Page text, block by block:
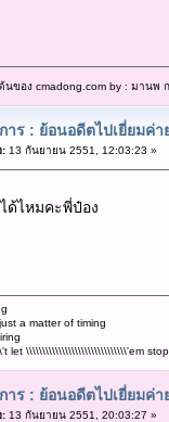
นของ cmadong.com by : มานพ
าร : ย้อนอดีตไปเยี่ยมค่
:13 กันยายน 2551, 12:03:23 »
ด้ไหมคะพี่ป๋อง
a matter of timing
let \\\\\\\\\\\\\\\\\\\\\\\\\\\\\\\'em stop
าร : ย้อนอดีตไปเยี่ยมค่
:13 กันยายน 2551, 20:03:27 »